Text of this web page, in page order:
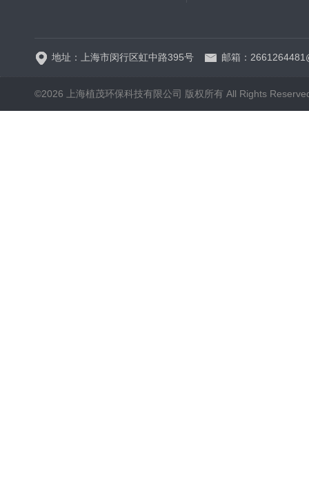
地址：上海市闵行区虹中路395号 邮箱：
©2026 上海植茂环保科技有限公司 版权所有 All Rights